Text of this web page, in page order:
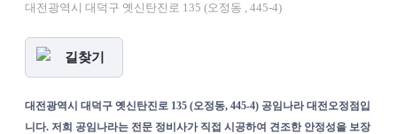
대전광역시 대덕구 옛신탄진로 135 (오정동 , 445-4)
길찾기
대전광역시 대덕구 옛신탄진로 135 (오정동, 445-4) 공임나라 대전오정점입
니다. 저희 공임나라는 전문 정비사가 직접 시공하여 견조한 안정성을 보장